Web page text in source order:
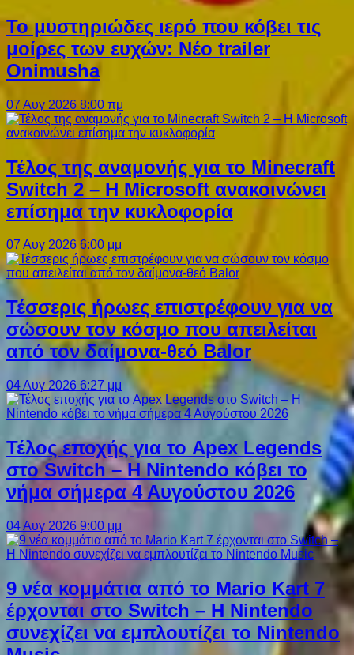
Το μυστηριώδες ιερό που κόβει τις
μοίρες των ευχών: Νέο trailer
Onimusha
07 Αυγ 2026 8:00 πμ
Τέλος της αναμονής για το Minecraft
Switch 2 – Η Microsoft ανακοινώνει
επίσημα την κυκλοφορία
07 Αυγ 2026 6:00 μμ
Τέσσερις ήρωες επιστρέφουν για να
σώσουν τον κόσμο που απειλείται
από τον δαίμονα-θεό Balor
04 Αυγ 2026 6:27 μμ
Τέλος εποχής για το Apex Legends
στο Switch – Η Nintendo κόβει το
νήμα σήμερα 4 Αυγούστου 2026
04 Αυγ 2026 9:00 μμ
9 νέα κομμάτια από το Mario Kart 7
έρχονται στο Switch – Η Nintendo
συνεχίζει να εμπλουτίζει το Nintendo